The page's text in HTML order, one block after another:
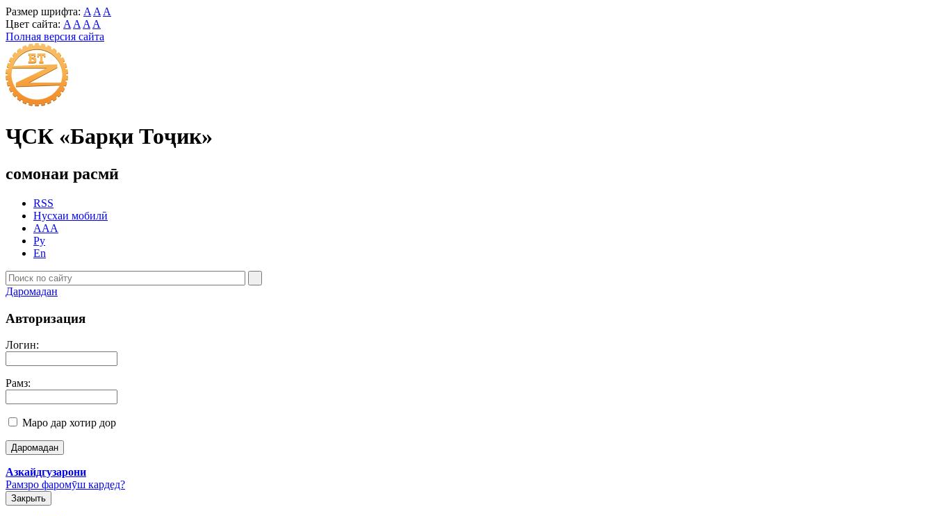
Размер шрифта: A A A
Цвет сайта: A A A A
Полная версия сайта
ҶСК «Барқи Тоҷик»
сомонаи расмӣ
RSS
Нусхаи мобилӣ
AAA
Ру
En
Даромадан
Авторизация
Логин:
Рамз:
Маро дар хотир дор
Азкайдгузарони
Рамзро фаромӯш кардед?
Закрыть